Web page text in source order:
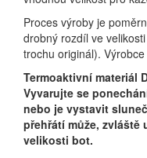
Proces výroby je
drobný rozdíl ve
trochu originál).
Termoaktivní materiál
Vyvarujte se
nebo je vystavit
přehřátí může, zvláště
velikosti bot.